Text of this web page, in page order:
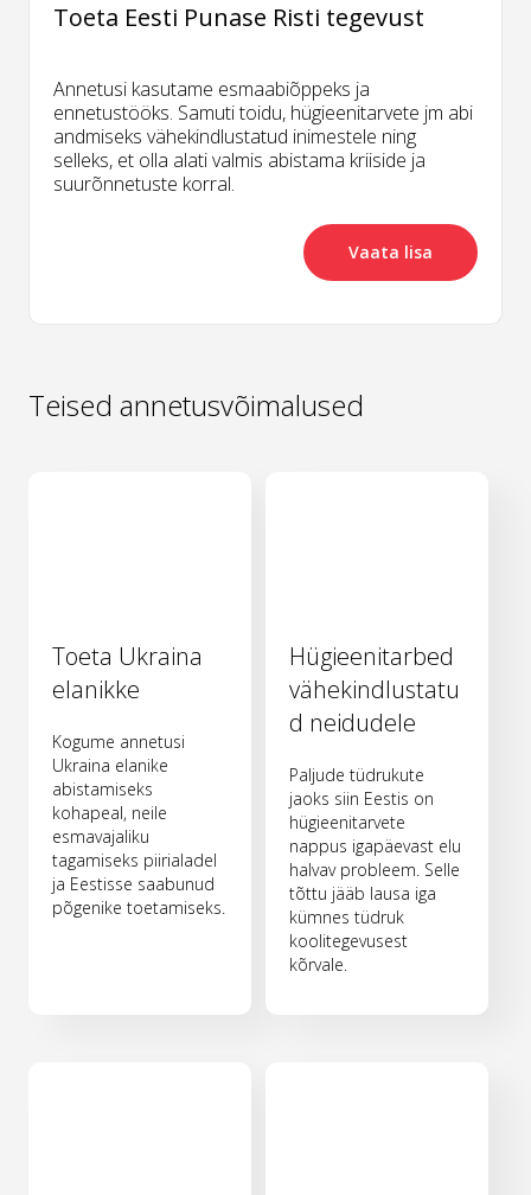
Toeta Eesti Punase Risti tegevust
Annetusi kasutame esmaabiõppeks ja
ennetustööks. Samuti toidu, hügieenitarvete jm abi
andmiseks vähekindlustatud inimestele ning
selleks, et olla alati valmis abistama kriiside ja
suurõnnetuste korral.
Vaata lisa
Teised annetusvõimalused
Toeta Ukraina
elanikke
Kogume annetusi
Ukraina elanike
abistamiseks
kohapeal, neile
esmavajaliku
tagamiseks piirialadel
ja Eestisse saabunud
põgenike toetamiseks.
Hügieenitarbed
vähekindlustatu
d neidudele
Paljude tüdrukute
jaoks siin Eestis on
hügieenitarvete
nappus igapäevast elu
halvav probleem. Selle
tõttu jääb lausa iga
kümnes tüdruk
koolitegevusest
kõrvale.